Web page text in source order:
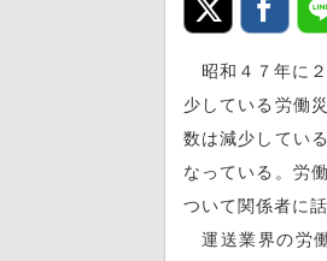
昭和４７年に
少している労働
数は減少してい
なっている。労
ついて関係者に話
運送業界の労